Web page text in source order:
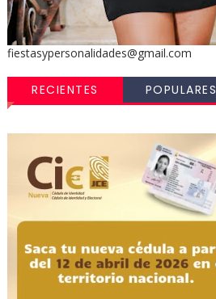
fiestasypersonalidades@gmail.com
RECIENTES POPULARES